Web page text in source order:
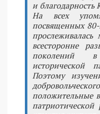
и
На всех
посвященных
всесторонне
поколений
исторической
Поэтому
положительные